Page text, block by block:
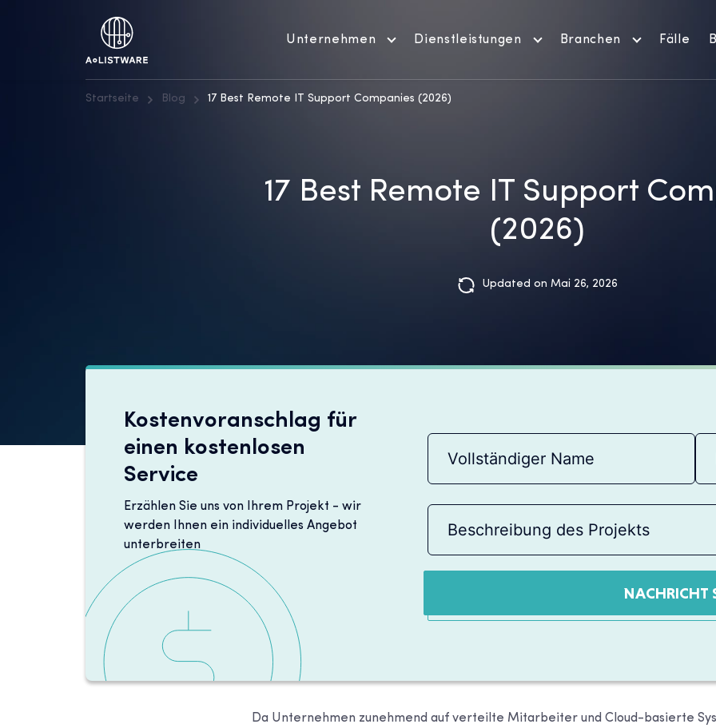
Unternehmen Dienstleistungen Branchen Fälle
Startseite Blog 17 Best Remote IT Support Companies (2026)
17 Best Remote IT Support
(2026)
Updated on Mai 26, 2026
Kostenvoranschlag für
einen kostenlosen
Service
Erzählen Sie uns von Ihrem Projekt - wir
werden Ihnen ein individuelles Angebot
unterbreiten
NACHRICHT
Da Unternehmen zunehmend auf verteilte Mitarbeiter und Cloud-basierte